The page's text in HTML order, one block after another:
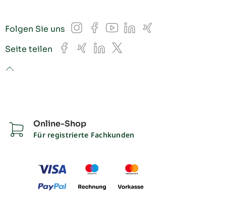
Folgen Sie uns Instagram
Facebook
YouTube
LinkedIn
Xing
Seite teilen Facebook
XingLinkedIn
X
to top
Online-Shop
Für registrierte Fachkunden